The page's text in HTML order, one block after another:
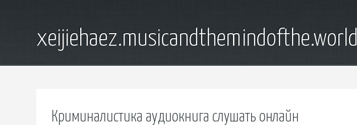
xeijiehaez.musicandthemindofthe.world
Криминалистика аудиокнига слушать онлайн